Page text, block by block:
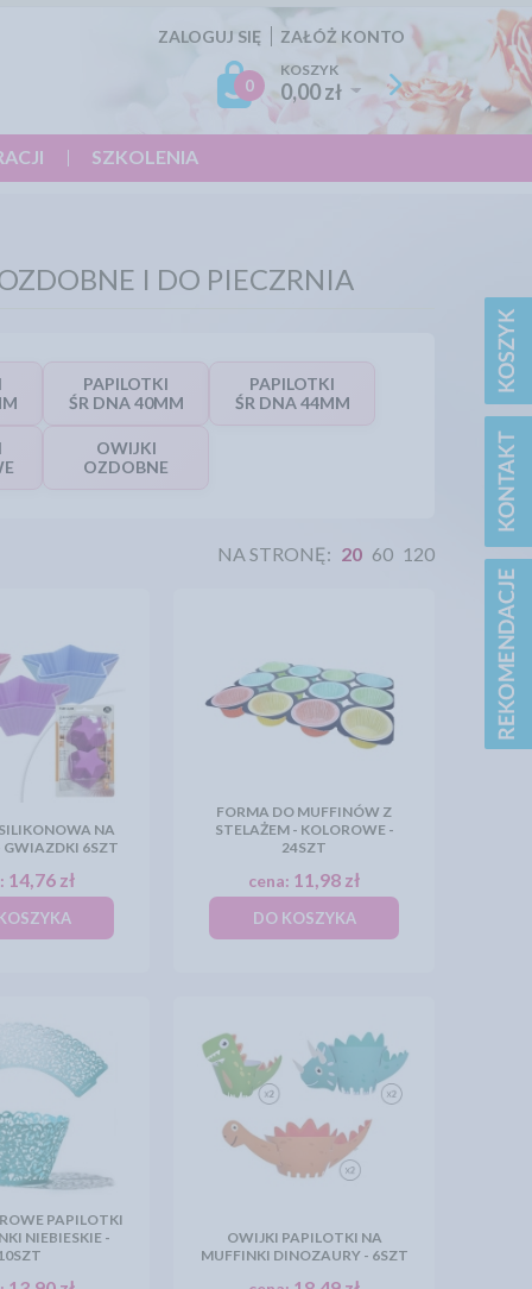
ZALOGUJ SIĘ ZAŁÓŻ KONTO
0
KOSZYK
0,00 zł
SZKOLENIA
I DO PIECZRNIA
PAPILOTKI
ŚR DNA 40MM
PAPILOTKI
ŚR DNA 44MM
OWIJKI
OZDOBNE
NA STRONĘ: 20 60 120
NA
GWIAZDKI 6SZT
14,76 zł
FORMA DO MUFFINÓW Z
STELAŻEM - KOLOROWE -
24SZT
cena: 11,98 zł
DO KOSZYKA
PAPILOTKI
NIEBIESKIE -
10SZT
OWIJKI PAPILOTKI NA
MUFFINKI DINOZAURY - 6SZT